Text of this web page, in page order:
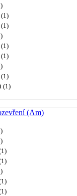
(1)
(1)
(1)
(1)
(1)
(1)
(Am)